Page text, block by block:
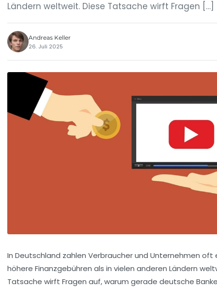
Ländern weltweit. Diese Tatsache wirft Fragen […]
Andreas Keller
26. Juli 2025
In Deutschland zahlen Verbraucher und Unternehmen oft
höhere Finanzgebühren als in vielen anderen Ländern
Tatsache wirft Fragen auf, warum gerade deutsche